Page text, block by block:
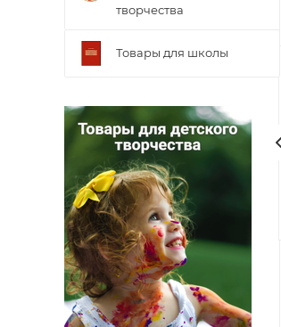
творчества
Товары для школы